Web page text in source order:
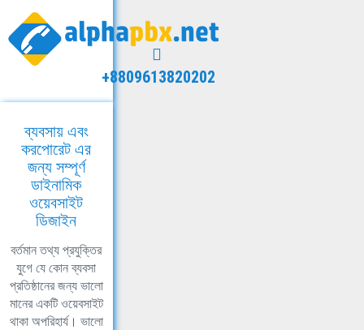
+8809613820202
ব্যবসায় এবং
করপোরেট এর
জন্য সম্পূর্ণ
ডাইনামিক
ওয়েবসাইট
ডিজাইন
বর্তমান তথ্য প্রযুক্তির
যুগে যে কোন ব্যবসা
প্রতিষ্ঠানের জন্য ভালো
মানের একটি ওয়েবসাইট
থাকা অপরিহার্য। ভালো